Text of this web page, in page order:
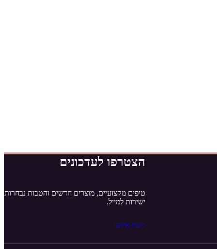
הצטרפו לעדכונים
טיפים מקצועיים, מוצרים חדשים והטבות נבחרות
ישירות למייל.
דברו איתנו